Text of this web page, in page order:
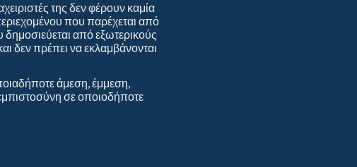
της δεν φέρουν καμία
που παρέχεται από
από εξωτερικούς
δεν πρέπει να εκλαμβάνονται
άμεση, έμμεση,
σε οποιοδήποτε